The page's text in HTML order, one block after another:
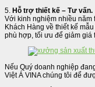
5. Hỗ trợ thiết kế – Tư vấn.
Với kinh nghiệm nhiều năm
Khách Hàng về thiết kế
phù hợp, tối ưu để giảm
Nếu Quý doanh nghiệp
Việt Á VINA chúng tôi để